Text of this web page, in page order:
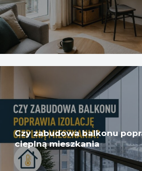
Czy zabudowa balkonu
cieplną mieszkania